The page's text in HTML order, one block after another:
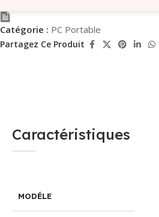
Catégorie : PC Portable
Partagez Ce Produit
Caractéristiques
MODÉLE